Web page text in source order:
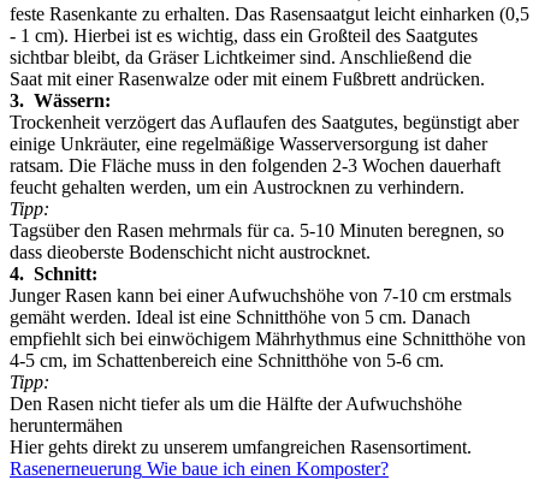
feste Rasenkante zu erhalten. Das Rasensaatgut leicht einharken (0,5
- 1 cm). Hierbei ist es wichtig, dass ein Großteil des Saatgutes
sichtbar bleibt, da Gräser Lichtkeimer sind. Anschließend die
Saat mit einer Rasenwalze oder mit einem Fußbrett andrücken.
3. Wässern:
Trockenheit verzögert das Auflaufen des Saatgutes, begünstigt aber
einige Unkräuter, eine regelmäßige Wasserversorgung ist daher
ratsam. Die Fläche muss in den folgenden 2-3 Wochen dauerhaft
feucht gehalten werden, um ein Austrocknen zu verhindern.
Tipp:
Tagsüber den Rasen mehrmals für ca. 5-10 Minuten beregnen, so
dass dieoberste Bodenschicht nicht austrocknet.
4. Schnitt:
Junger Rasen kann bei einer Aufwuchshöhe von 7-10 cm erstmals
gemäht werden. Ideal ist eine Schnitthöhe von 5 cm. Danach
empfiehlt sich bei einwöchigem Mährhythmus eine Schnitthöhe von
4-5 cm, im Schattenbereich eine Schnitthöhe von 5-6 cm.
Tipp:
Den Rasen nicht tiefer als um die Hälfte der Aufwuchshöhe
heruntermähen
Hier gehts direkt zu unserem umfangreichen Rasensortiment.
Rasenerneuerung Wie baue ich einen Komposter?